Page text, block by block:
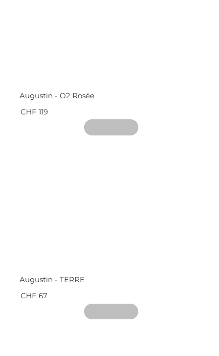
Augustin - O2 Rosée
CHF 119
Augustin - TERRE
CHF 67